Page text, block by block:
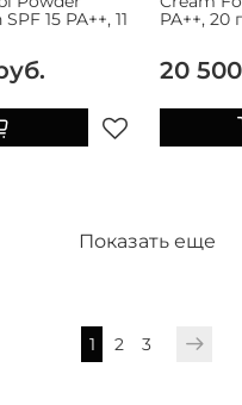
15 PA++, 11
PA++, 20 г
20
Показать еще
1 2 3